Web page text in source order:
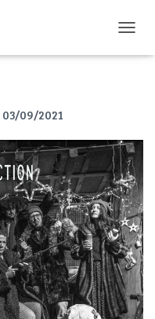
U
F
E
R
M
E
R
L
A
N
A
V
I
03/09/2021